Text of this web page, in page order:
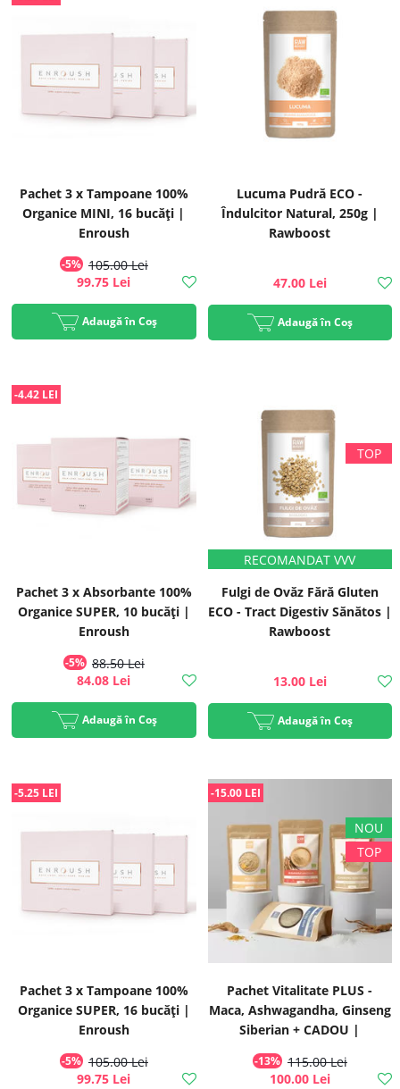
Pachet 3 x Tampoane 100%
Organice MINI, 16 bucăți |
Enroush
-5% 105.00 Lei
99.75 Lei
Adaugă în Coș
Lucuma Pudră ECO -
Îndulcitor Natural, 250g |
Rawboost
47.00 Lei
Adaugă în Coș
Pachet 3 x Absorbante 100%
Organice SUPER, 10 bucăți |
Enroush
-5% 88.50 Lei
-4.42 LEI
84.08 Lei
Adaugă în Coș
Fulgi de Ovăz Fără Gluten
ECO - Tract Digestiv Sănătos |
Rawboost
13.00 Lei
Adaugă în Coș
Pachet 3 x Tampoane 100%
Organice SUPER, 16 bucăți |
Enroush
-5% 105.00 Lei
-5.25 LEI
99.75 Lei
Pachet Vitalitate PLUS -
Maca, Ashwagandha, Ginseng
Siberian + CADOU |
Rawboost
-13% 115.00 Lei
-15.00 LEI
100.00 Lei